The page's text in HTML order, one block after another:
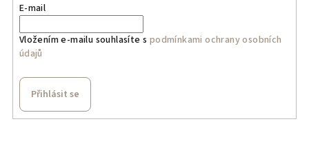
E-mail
Vložením e-mailu souhlasíte s podmínkami ochrany osobních
údajů
Přihlásit se